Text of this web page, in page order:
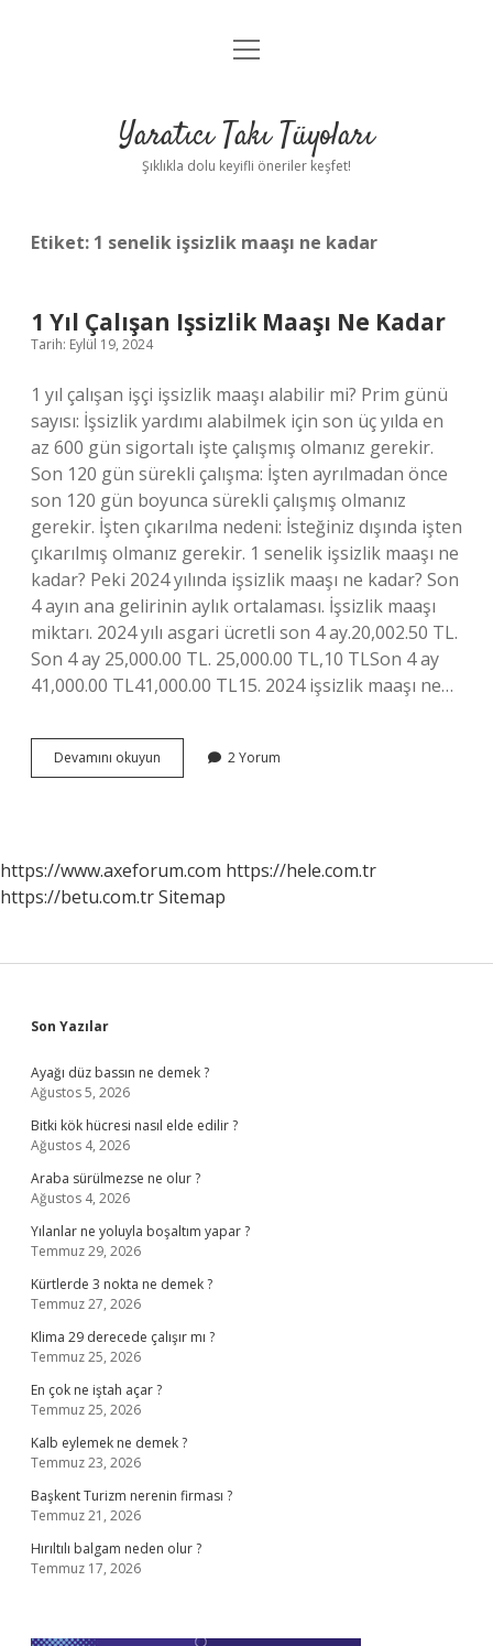
Anasayfa
Yasal Uyarı
menüyü
Yaratıcı Takı Tüyoları
Şıklıkla dolu keyifli öneriler keşfet!
Etiket: 1 senelik işsizlik maaşı ne kadar
1 Yıl Çalışan Işsizlik Maaşı Ne Kadar
Tarih: Eylül 19, 2024
1 yıl çalışan işçi işsizlik maaşı alabilir mi? Prim günü
sayısı: İşsizlik yardımı alabilmek için son üç yılda en
az 600 gün sigortalı işte çalışmış olmanız gerekir.
Son 120 gün sürekli çalışma: İşten ayrılmadan önce
son 120 gün boyunca sürekli çalışmış olmanız
gerekir. İşten çıkarılma nedeni: İsteğiniz dışında işten
çıkarılmış olmanız gerekir. 1 senelik işsizlik maaşı ne
kadar? Peki 2024 yılında işsizlik maaşı ne kadar? Son
4 ayın ana gelirinin aylık ortalaması. İşsizlik maaşı
miktarı. 2024 yılı asgari ücretli son 4 ay.20,002.50 TL.
Son 4 ay 25,000.00 TL. 25,000.00 TL,10 TLSon 4 ay
41,000.00 TL41,000.00 TL15. 2024 işsizlik maaşı ne…
Devamını okuyun
Yıl
Kadar
2 Yorum
https://www.axeforum.com https://hele.com.tr
https://betu.com.trSitemap
Sidebar
Son Yazılar
Ayağı düz bassın ne demek ?
Ağustos 5, 2026
Bitki kök hücresi nasıl elde edilir ?
Ağustos 4, 2026
Araba sürülmezse ne olur ?
Ağustos 4, 2026
Yılanlar ne yoluyla boşaltım yapar ?
Temmuz 29, 2026
Kürtlerde 3 nokta ne demek ?
Temmuz 27, 2026
Klima 29 derecede çalışır mı ?
Temmuz 25, 2026
En çok ne iştah açar ?
Temmuz 25, 2026
Kalb eylemek ne demek ?
Temmuz 23, 2026
Başkent Turizm nerenin firması ?
Temmuz 21, 2026
Hırıltılı balgam neden olur ?
Temmuz 17, 2026